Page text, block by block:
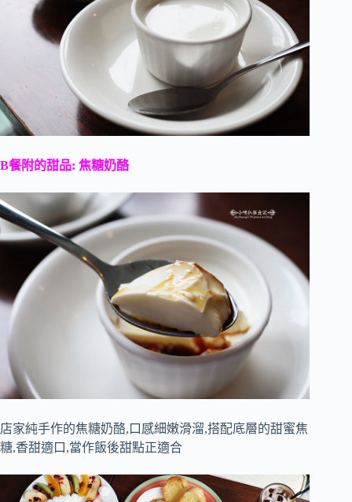
B餐附的甜品: 焦糖奶酪
店家純手作的焦糖奶酪,口感細嫩滑溜,搭配底層的甜蜜焦
糖,香甜適口,當作飯後甜點正適合